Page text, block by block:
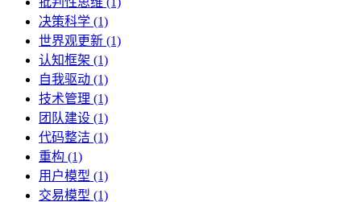
决策科学 (1)
世界观更新 (1)
认知框架 (1)
自我驱动 (1)
技术管理 (1)
团队建设 (1)
代码整洁 (1)
重构 (1)
用户模型 (1)
交易模型 (1)